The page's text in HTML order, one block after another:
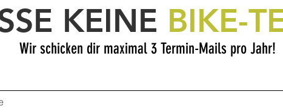
KEINE BIKE-
Wir schicken dir maximal 3 Termin-Mails pro Jahr!